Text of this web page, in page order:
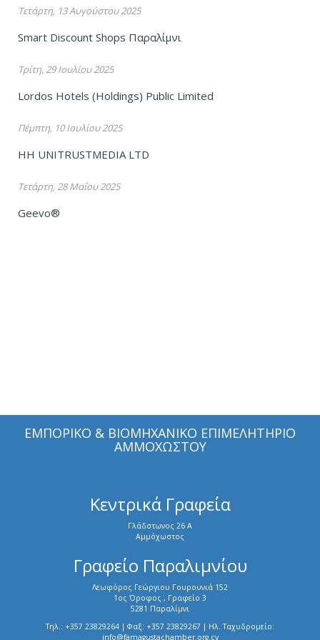
Τετάρτη, 13 Αυγούστου 2025
Smart Discount Shops Παραλίμνι
Τρίτη, 29 Ιουλίου 2025
Lordos Hotels (Holdings) Public Limited
Πέμπτη, 10 Ιουλίου 2025
HH UNITRUSTMEDIA LTD
Τετάρτη, 28 Μαΐου 2025
Geevo®
ΕΜΠΟΡΙΚΟ & ΒΙΟΜΗΧΑΝΙΚΟ ΕΠΙΜΕΛΗΤΗΡΙΟ
ΑΜΜΟΧΩΣΤΟΥ
Κεντρικά Γραφεία
Γλάδστωνος 26 Α
Αμμόχωστος
Γραφείο Παραλιμνίου
Λεωφόρος Γεώργιου Γουρουνιά 152
1ος Όροφος , Γραφείο 3
5281 Παραλίμνι
Τηλ.: +357 23829264 | Φαξ: +357 23829267 | Ηλ. Ταχυδρομείο:
info@famagustachamber.org.cy